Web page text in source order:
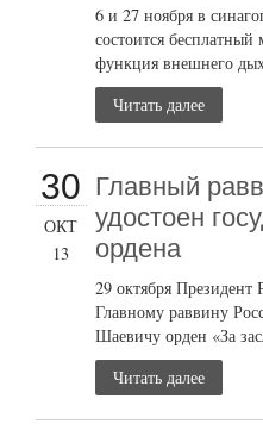
6 и 27 ноября в
состоится
функция внешнего
Читать далее
30
ОКТ
13
Главный
удостоен
ордена
29 октября
Главному раввину
Шаевичу орден «За
Читать далее